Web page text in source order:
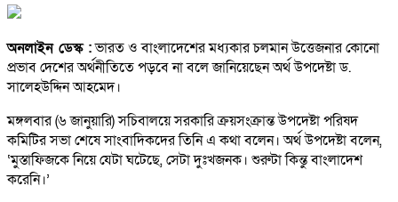
অনলাইন ডেস্ক :ভারত ও বাংলাদেশের মধ্যকার চলমান উত্তেজনার কোনো
প্রভাব দেশের অর্থনীতিতে পড়বে না বলে জানিয়েছেন অর্থ উপদেষ্টা ড.
সালেহউদ্দিন আহমেদ।
মঙ্গলবার (৬ জানুয়ারি) সচিবালয়ে সরকারি ক্রয়সংক্রান্ত উপদেষ্টা পরিষদ
কমিটির সভা শেষে সাংবাদিকদের তিনি এ কথা বলেন। অর্থ উপদেষ্টা বলেন,
‘মুস্তাফিজকে নিয়ে যেটা ঘটেছে, সেটা দুঃখজনক। শুরুটা কিন্তু বাংলাদেশ
করেনি।’